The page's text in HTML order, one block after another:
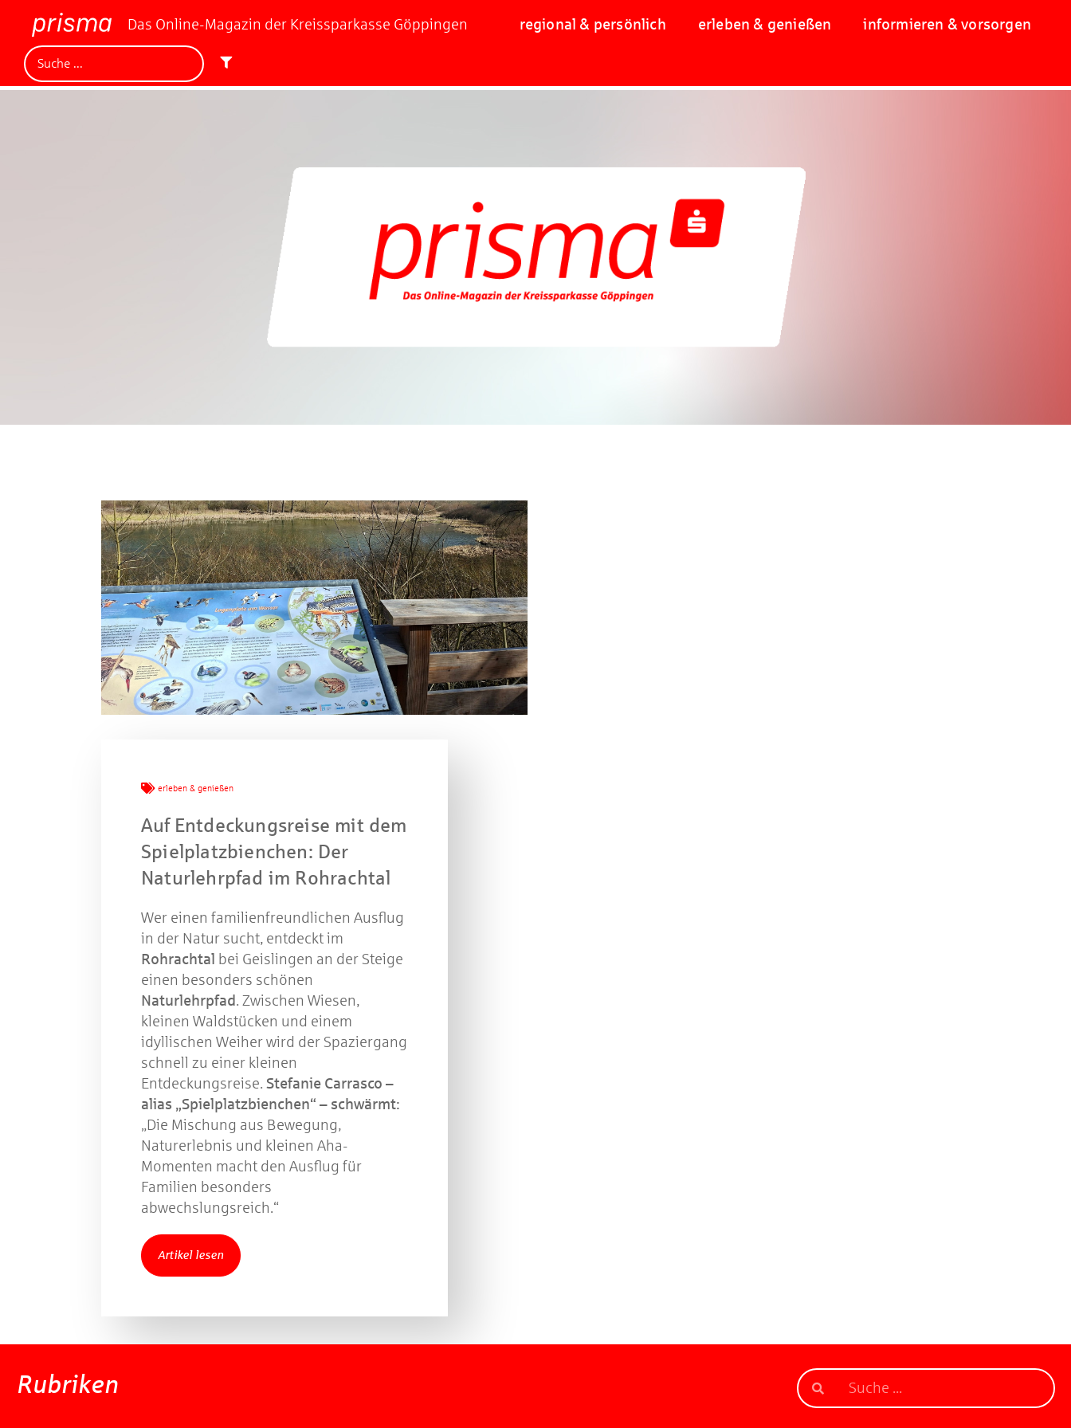
Das Online-Magazin der Kreissparkasse Göppingen regional & persönlich erleben & genießen informieren & vorsorgen
erleben & genießen
Auf Entdeckungsreise mit dem
Spielplatzbienchen: Der
Naturlehrpfad im Rohrachtal
Wer einen familienfreundlichen Ausflug
in der Natur sucht, entdeckt im
Rohrachtal bei Geislingen an der Steige
einen besonders schönen
Naturlehrpfad. Zwischen Wiesen,
kleinen Waldstücken und einem
idyllischen Weiher wird der Spaziergang
schnell zu einer kleinen
Entdeckungsreise. Stefanie Carrasco –
alias „Spielplatzbienchen“ – schwärmt:
„Die Mischung aus Bewegung,
Naturerlebnis und kleinen Aha-
Momenten macht den Ausflug für
Familien besonders
abwechslungsreich.“
Artikel lesen
Rubriken
Jetzt mitmachen und gewinnen!
Beantworten Sie einfach folgende Frage:
Welches Jubiläum feiert die Kreissparkasse Göppingen in
Gewinnspiel geschlossen